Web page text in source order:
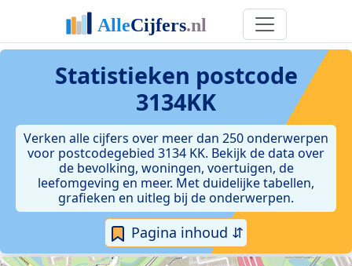
Statistieken postcode
3134KK
Verken alle cijfers over meer dan 250 onderwerpen
voor postcodegebied 3134 KK. Bekijk de data over
de bevolking, woningen, voertuigen, de
leefomgeving en meer. Met duidelijke tabellen,
grafieken en uitleg bij de onderwerpen.
Pagina inhoud ⇵